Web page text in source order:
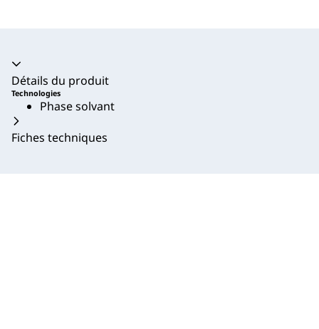
Accordéon fermé
Détails du produit
Technologies
Phase solvant
Fiches techniques